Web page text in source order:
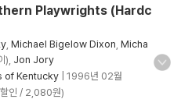
Playwrights (Hardc
Michael Bigelow Dixon Micha
), Jon Jory
of Kentucky
1996년 02월
인 / 2,080원)